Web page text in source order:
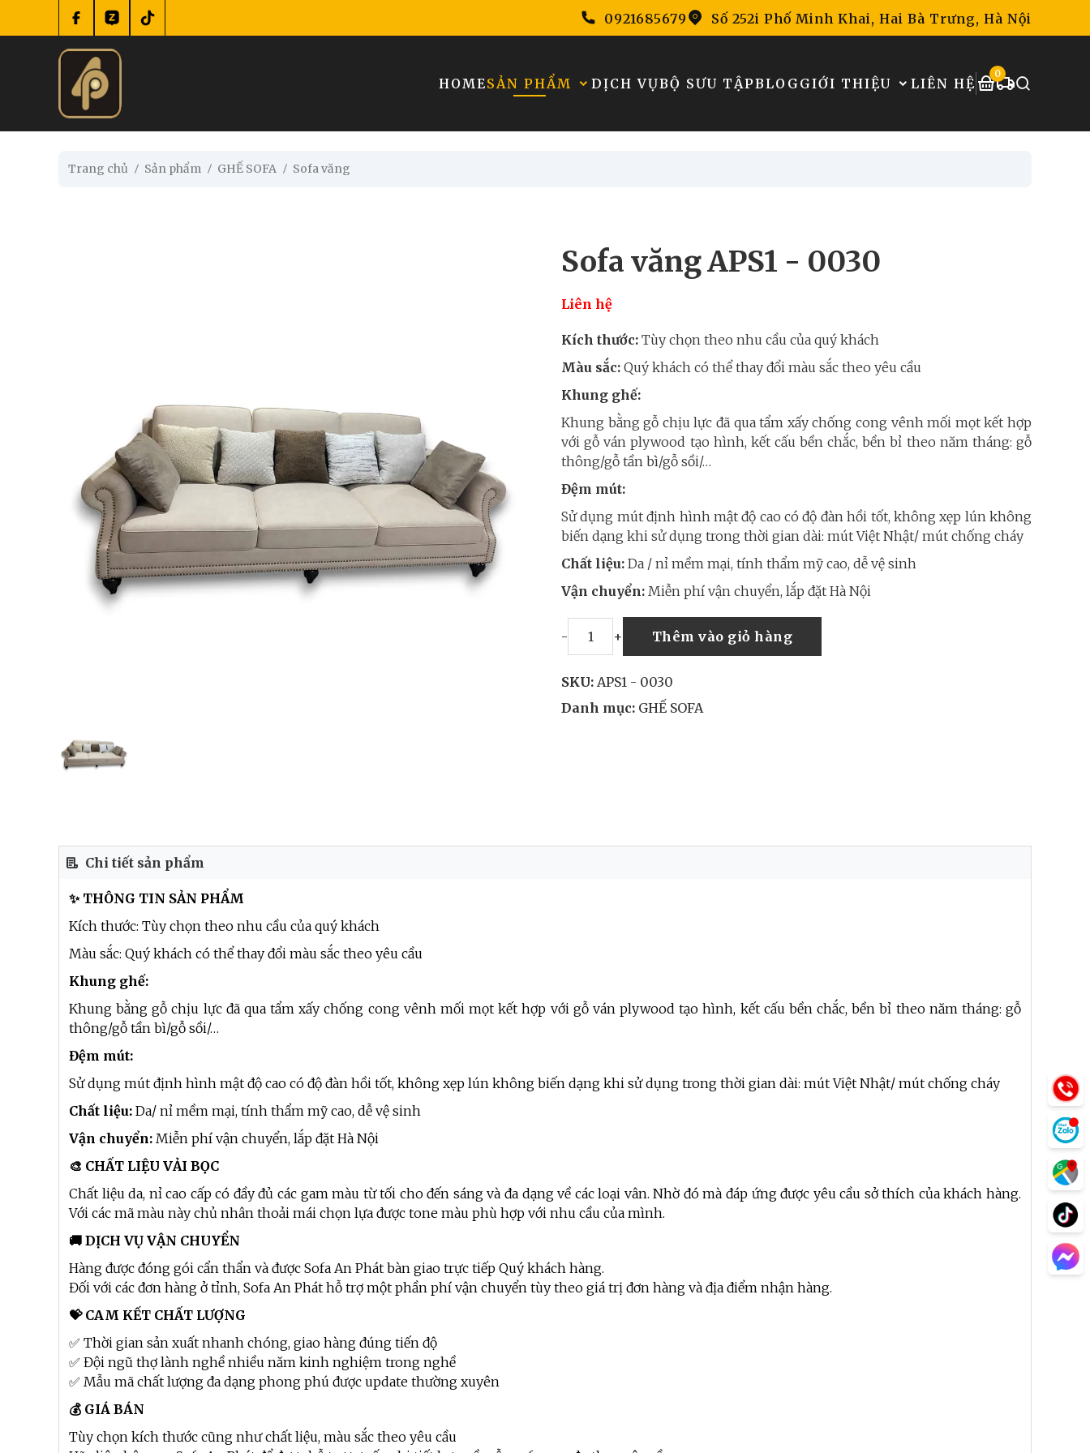
0921685679 Số 252i Phố Minh Khai, Hai Bà Trưng, Hà Nội
HOMESẢN PHẨM DỊCH VỤBỘ SƯU TẬPBLOG GIỚI THIỆU LIÊN HỆ
0
Trang chủ Sản phẩm GHẾ SOFA Sofa văng
Sofa văng APS1 - 0030
Liên hệ
Kích thước: Tùy chọn theo nhu cầu của quý khách
Màu sắc: Quý khách có thể thay đổi màu sắc theo yêu cầu
Khung ghế:
Khung bằng gỗ chịu lực đã qua tẩm xấy chống cong vênh mối mọt kết hợp
với gỗ ván plywood tạo hình, kết cấu bền chắc, bền bỉ theo năm tháng: gỗ
thông/gỗ tần bì/gỗ sồi/…
Đệm mút:
Sử dụng mút định hình mật độ cao có độ đàn hồi tốt, không xẹp lún không
biến dạng khi sử dụng trong thời gian dài: mút Việt Nhật/ mút chống cháy
Chất liệu: Da / nỉ mềm mại, tính thẩm mỹ cao, dễ vệ sinh
Vận chuyển: Miễn phí vận chuyển, lắp đặt Hà Nội
- + Thêm vào giỏ hàng
SKU: APS1 - 0030
Danh mục: GHẾ SOFA
Chi tiết sản phẩm
✨ THÔNG TIN SẢN PHẨM
Kích thước: Tùy chọn theo nhu cầu của quý khách
Màu sắc: Quý khách có thể thay đổi màu sắc theo yêu cầu
Khung ghế:
Khung bằng gỗ chịu lực đã qua tẩm xấy chống cong vênh mối mọt kết hợp với gỗ ván plywood tạo hình, kết cấu bền chắc, bền bỉ theo năm tháng: gỗ
thông/gỗ tần bì/gỗ sồi/…
Đệm mút:
Sử dụng mút định hình mật độ cao có độ đàn hồi tốt, không xẹp lún không biến dạng khi sử dụng trong thời gian dài: mút Việt Nhật/ mút chống cháy
Chất liệu: Da/ nỉ mềm mại, tính thẩm mỹ cao, dễ vệ sinh
Vận chuyển: Miễn phí vận chuyển, lắp đặt Hà Nội
🎨 CHẤT LIỆU VẢI BỌC
Chất liệu da, nỉ cao cấp có đầy đủ các gam màu từ tối cho đến sáng và đa dạng về các loại vân. Nhờ đó mà đáp ứng được yêu cầu sở thích của khách hàng.
Với các mã màu này chủ nhân thoải mái chọn lựa được tone màu phù hợp với nhu cầu của mình.
🚚 DỊCH VỤ VẬN CHUYỂN
Hàng được đóng gói cẩn thẩn và được Sofa An Phát bàn giao trực tiếp Quý khách hàng.
Đối với các đơn hàng ở tỉnh, Sofa An Phát hỗ trợ một phần phí vận chuyển tùy theo giá trị đơn hàng và địa điểm nhận hàng.
💝 CAM KẾT CHẤT LƯỢNG
✅ Thời gian sản xuất nhanh chóng, giao hàng đúng tiến độ
✅ Đội ngũ thợ lành nghề nhiều năm kinh nghiệm trong nghề
✅ Mẫu mã chất lượng đa dạng phong phú được update thường xuyên
💰 GIÁ BÁN
Tùy chọn kích thước cũng như chất liệu, màu sắc theo yêu cầu